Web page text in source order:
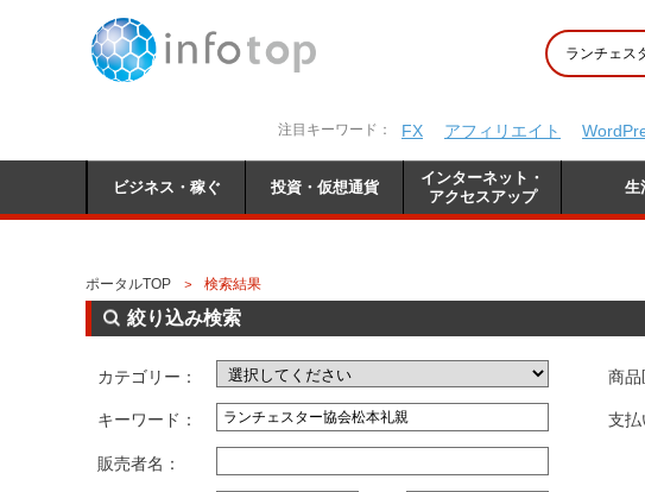
注目キーワード： FX アフィリエイト
ビジネス・稼ぐ 投資・仮想通貨
インターネット・
アクセスアップ
生
ポータルTOP > 検索結果
絞り込み検索
カテゴリー：
キーワード：
販売者名：
商品
支払